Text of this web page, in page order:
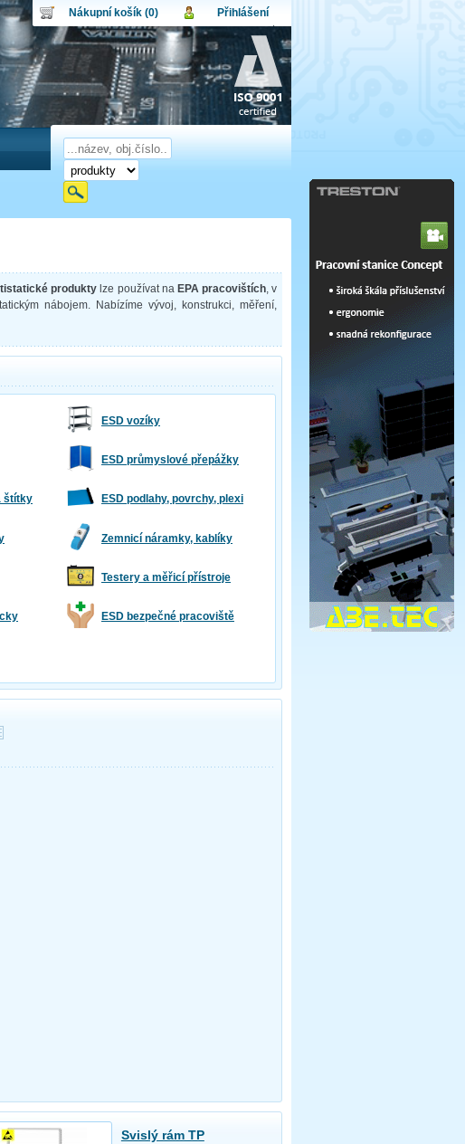
produkty lze používat na EPA pracovištích, v
nábojem. Nabízíme vývoj, konstrukci, měření,
ESD vozíky
ESD průmyslové přepážky
štítky ESD podlahy, povrchy, plexi
Zemnicí náramky, kablíky
Testery a měřicí přístroje
ESD bezpečné pracoviště
Svislý rám TP
Nákupní košík (0)
Nákupní košík je momentálně prázdný.
Obsah košíku
Počet produktů:0
Cena celkem:
0,00 CZK
Přihlášení
Uživatel:
Heslo:
Přihlásit
Zapomenuté heslo Nová registrace